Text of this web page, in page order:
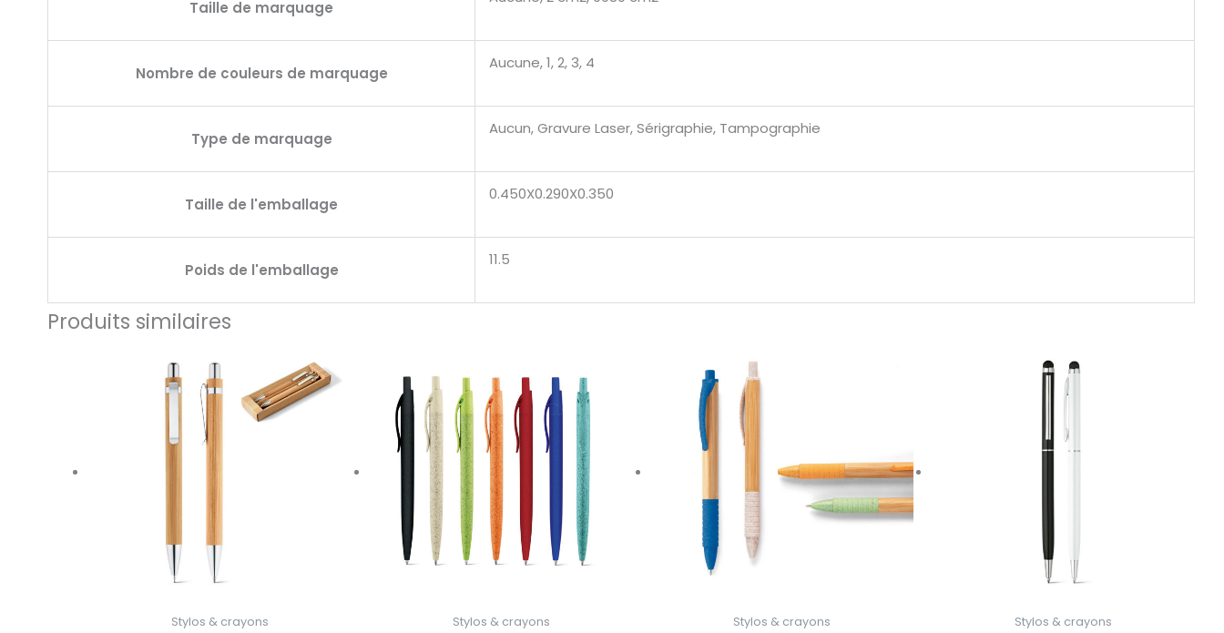
Taille de marquage
Nombre de couleurs de marquage
Aucune, 1, 2, 3, 4
Type de marquage
Aucun, Gravure Laser, Sérigraphie, Tampographie
Taille de l'emballage
0.450X0.290X0.350
Poids de l'emballage
11.5
Produits similaires
Stylos & crayons Stylos & crayons Stylos & crayons Stylos & crayons